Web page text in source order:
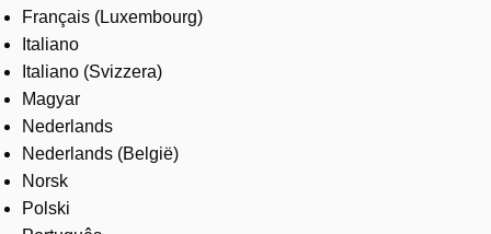
Français (Luxembourg)
Italiano
Italiano (Svizzera)
Magyar
Nederlands
Nederlands (België)
Norsk
Polski